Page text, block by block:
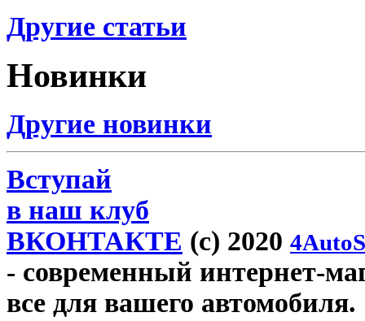
Другие статьи
Новинки
Другие новинки
Вступай
в наш клуб
ВКОНТАКТЕ (c) 2020
- современный интернет-
все для вашего автомобиля.